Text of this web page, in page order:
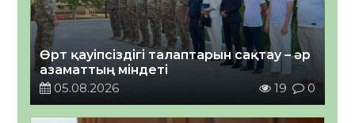
Өрт қауіпсіздігі талаптарын сақтау – әр
азаматтың міндеті
05.08.2026
19 0